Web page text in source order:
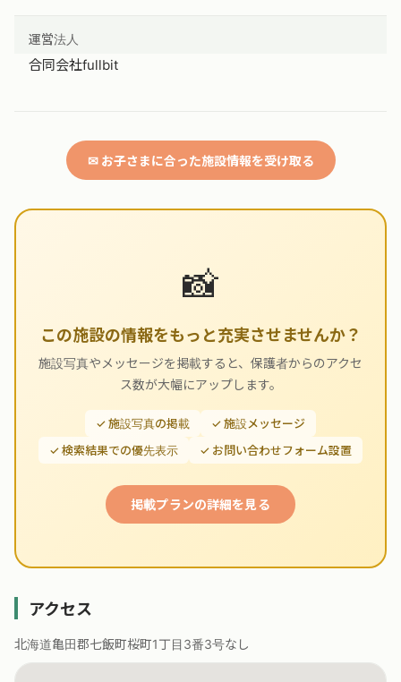
運営法人
合同会社fullbit
✉ お子さまに合った施設情報を受け取る
📸
この施設の情報をもっと充実させませんか？
施設写真やメッセージを掲載すると、保護者からのアクセ
ス数が大幅にアップします。
✓ 施設写真の掲載
✓ 施設メッセージ
✓ 検索結果での優先表示
✓ お問い合わせフォーム設置
掲載プランの詳細を見る
アクセス
北海道亀田郡七飯町桜町1丁目3番3号なし